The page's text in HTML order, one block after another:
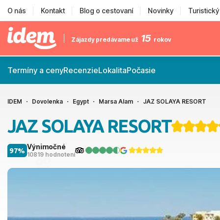
O nás Kontakt Blog o cestovaní Novinky
Zájazdy predávame už 15 rokov
Termíny a cenyRecenzieLokalitaPočasie
IDEM Dovolenka Egypt Marsa Alam JAZ SOLAYA RESORT
JAZ SOLAYA RESORT
Výnimočné
10819 hodnotení
97%